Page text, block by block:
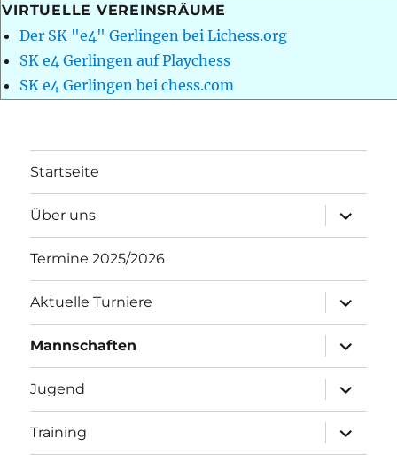
VIRTUELLE VEREINSRÄUME
Der SK "e4" Gerlingen bei Lichess.org
SK e4 Gerlingen auf Playchess
SK e4 Gerlingen bei chess.com
Startseite
Über uns
öffnen
Termine 2025/2026
Aktuelle Turniere
öffnen
Mannschaften
öffnen
Jugend
öffnen
Training
öffnen